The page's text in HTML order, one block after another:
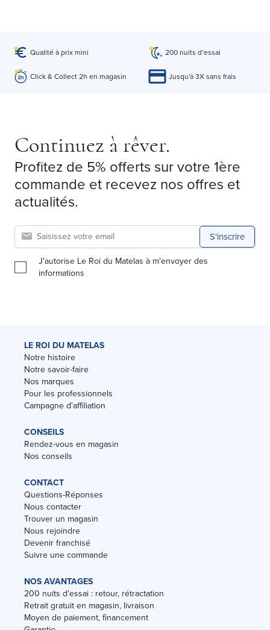
Qualité à prix mini 200 nuits d’essai
Click & Collect 2h en magasin Jusqu'à 3X sans frais
Continuez à rêver.
Profitez de 5% offerts sur votre 1ère
commande et recevez nos offres et
actualités.
S'inscrire
J'autorise Le Roi du Matelas à m'envoyer des
informations
LE ROI DU MATELAS
Notre histoire
Notre savoir-faire
Nos marques
Pour les professionnels
Campagne d'affiliation
CONSEILS
Rendez-vous en magasin
Nos conseils
CONTACT
Questions-Réponses
Nous contacter
Trouver un magasin
Nous rejoindre
Devenir franchisé
Suivre une commande
NOS AVANTAGES
200 nuits d'essai : retour, rétractation
Retrait gratuit en magasin, livraison
Moyen de paiement, financement